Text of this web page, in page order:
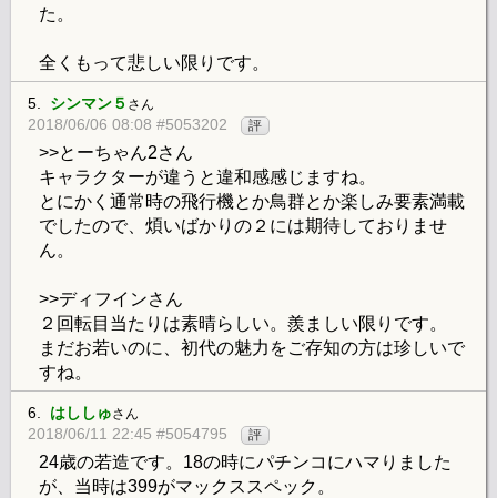
た。
全くもって悲しい限りです。
5. シンマン５ さん
2018/06/06 08:08 #5053202 評
>>とーちゃん2さん
キャラクターが違うと違和感感じますね。
とにかく通常時の飛行機とか鳥群とか楽しみ要素満載
でしたので、煩いばかりの２には期待しておりませ
ん。
>>ディフインさん
２回転目当たりは素晴らしい。羨ましい限りです。
まだお若いのに、初代の魅力をご存知の方は珍しいで
すね。
6. はししゅさん
2018/06/11 22:45 #5054795 評
24歳の若造です。18の時にパチンコにハマりました
が、当時は399がマックススペック。